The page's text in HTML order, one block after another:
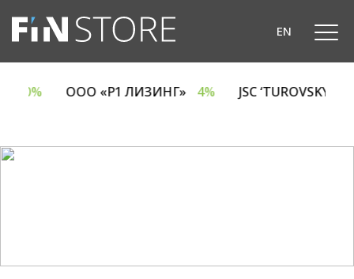
EN
6.70% ООО «Р1 ЛИЗИНГ» 4% JSC ‘TUROVSKY